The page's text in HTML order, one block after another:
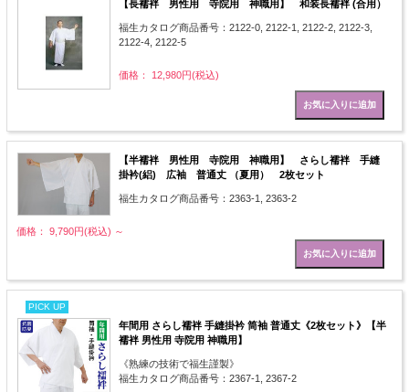
【長襦袢 男性用 寺院用 神職用】 和装長襦袢 (合用）
福生カタログ商品番号：2122-0, 2122-1, 2122-2, 2122-3,
2122-4, 2122-5
価格： 12,980円(税込)
【半襦袢 男性用 寺院用 神職用】 さらし襦袢 手縫
掛衿(絽) 広袖 普通丈 （夏用） 2枚セット
福生カタログ商品番号：2363-1, 2363-2
価格： 9,790円(税込) ～
PICK UP
年間用 さらし襦袢 手縫掛衿 筒袖 普通丈《2枚セット》【半
襦袢 男性用 寺院用 神職用】
《熟練の技術で福生謹製》
福生カタログ商品番号：2367-1, 2367-2